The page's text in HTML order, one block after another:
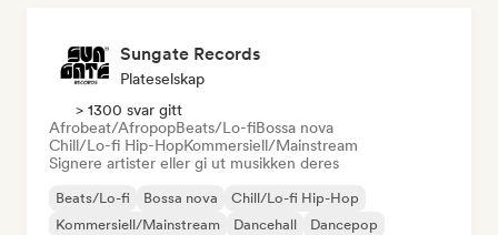
Sungate Records
Plateselskap
> 1300 svar gitt
Afrobeat/AfropopBeats/Lo-fiBossa nova
Chill/Lo-fi Hip-HopKommersiell/Mainstream
Signere artister eller gi ut musikken deres
Beats/Lo-fi Bossa nova
Chill/Lo-fi Hip-Hop
Kommersiell/Mainstream
Dancehall
Dancepop